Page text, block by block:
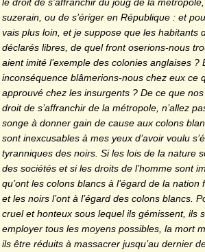
le droit de s’affranchir du joug de la
suzerain, ou de s’ériger en République : et
vais plus loin, et je suppose que les habitants
déclarés libres, de quel front oserions-nous
aient imité l’exemple des colonies anglaises ?
inconséquence blâmerions-nous chez eux ce
approuvé chez les insurgents ? De ce que
droit de s’affranchir de la métropole, n’allez
songe à donner gain de cause aux colons
sont inexcusables à mes yeux d’avoir voulu
tyranniques des noirs. Si les lois de la nature
des sociétés et si les droits de l’homme sont
qu’ont les colons blancs à l’égard de la
et les noirs l’ont à l’égard des colons blancs.
cruel et honteux sous lequel ils gémissent, ils
employer tous les moyens possibles, la mort
ils être réduits à massacrer jusqu’au dernier